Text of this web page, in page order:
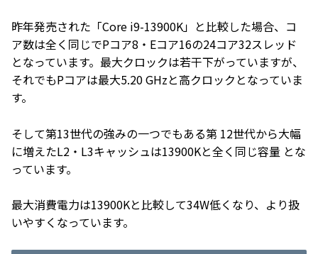
昨年発売された「Core i9-13900K」と比較した場合、コ
ア数は全く同じでPコア8・Eコア16の24コア32スレッド
となっています。最大クロックは若干下がっていますが、
それでもPコアは最大5.20 GHzと高クロックとなっていま
す。
そして第13世代の強みの一つでもある第 12世代から大幅
に増えたL2・L3キャッシュは13900Kと全く同じ容量 とな
っています。
最大消費電力は13900Kと比較して34W低くなり、より扱
いやすくなっています。